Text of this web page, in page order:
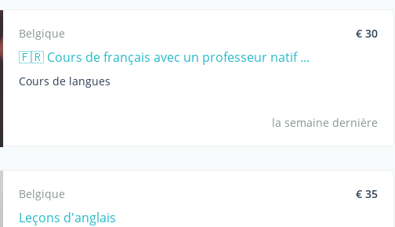
Belgique € 30
🇫🇷 Cours de français avec un professeur natif ...
Cours de langues
la semaine dernière
Belgique € 35
Leçons d'anglais